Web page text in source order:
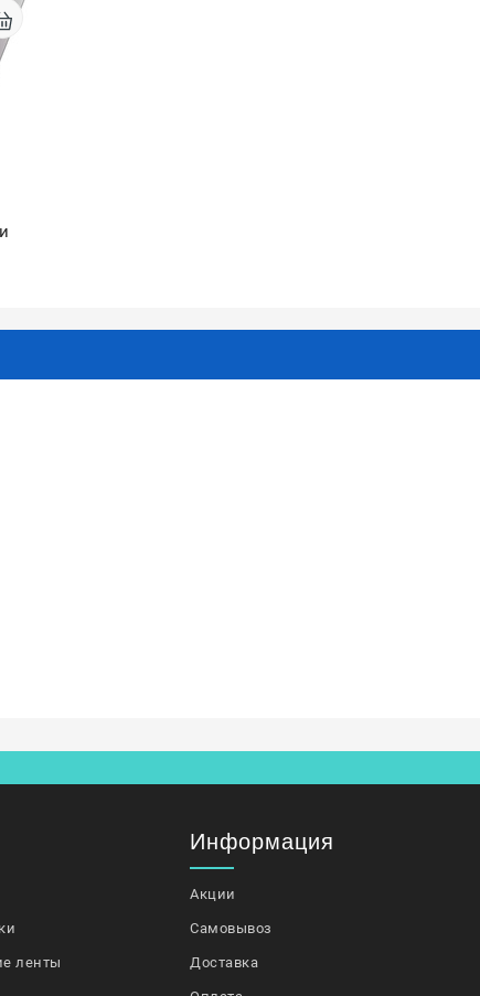
ленты
Информация
Акции
Самовывоз
Доставка